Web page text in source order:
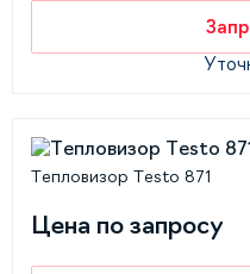
Тепловизор Testo 871
Цена по запросу